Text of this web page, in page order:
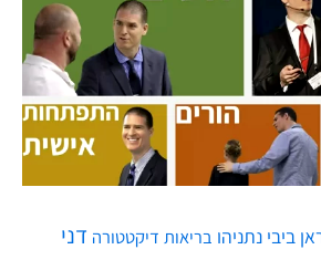
ביבי נתניהו בריאות דיקטטורה דני